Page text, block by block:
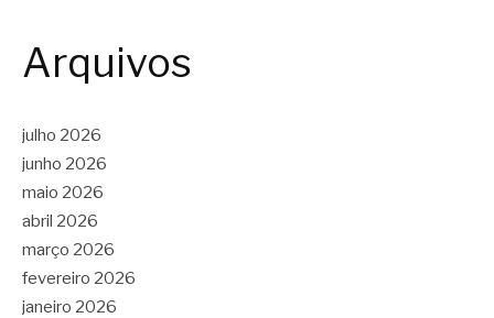
Arquivos
julho 2026
junho 2026
maio 2026
abril 2026
março 2026
fevereiro 2026
janeiro 2026